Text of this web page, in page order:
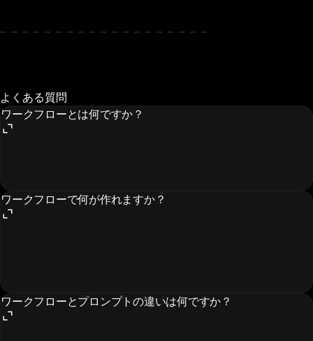
よくある質問
ワークフローとは何ですか？
ワークフローで何が作れますか？
ワークフローとプロンプトの違いは何ですか？